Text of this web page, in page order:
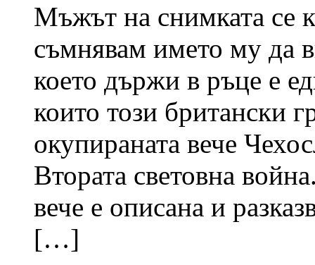
Мъжът на снимката се
съмнявам името му да
което държи в ръце е
които този британски
окупираната вече
Втората световна
вече е описана и
[…]